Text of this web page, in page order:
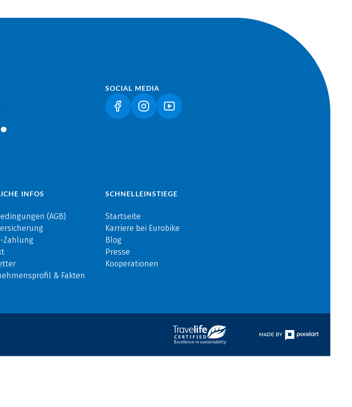
SOCIAL MEDIA
(LINK ÖFFNET IN NEUEM TAB)
(LINK ÖFFNET IN NEUEM TAB)
(LINK ÖFFNET IN NEUEM TAB)
INFOS
(AGB)
Zahlung
& Fakten
SCHNELLEINSTIEGE
Startseite
Karriere bei Eurobike
Blog
Presse
Kooperationen